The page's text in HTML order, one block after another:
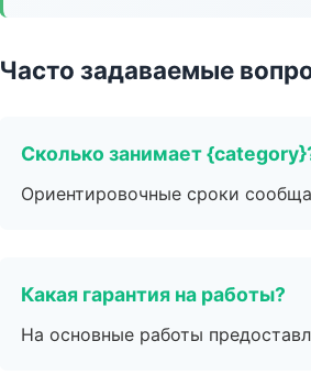
Часто задаваемые
Сколько занимает
Ориентировочные сроки
Какая гарантия на работы?
На основные работы